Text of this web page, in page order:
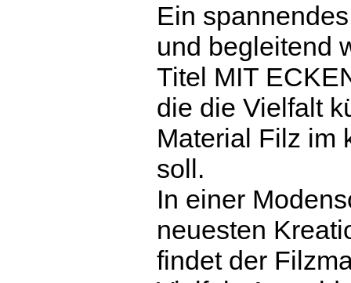
Ein
und begleitend
Titel MIT
die die Vielfalt
Material Filz im
soll.
In einer
neuesten
findet der